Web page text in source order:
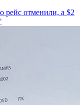
рейс отменили, а $2